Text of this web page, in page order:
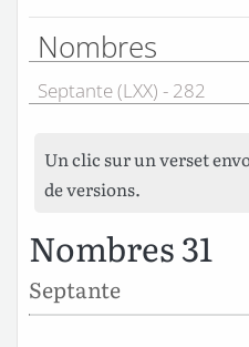
Nombres
Septante (LXX) - 282
Un clic sur un verset
de versions.
Nombres 31
Septante